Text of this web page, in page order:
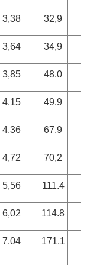
3,38 32,9
3,64 34,9
3,85 48.0
4.15 49,9
4,36 67.9
4,72 70,2
5,56 111.4
6,02 114.8
7.04 171,1